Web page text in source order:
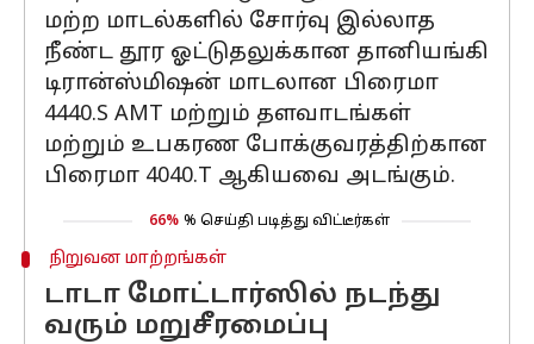
மற்ற மாடல்களில் சோர்வு இல்லாத
நீண்ட தூர ஓட்டுதலுக்கான தானியங்கி
டிரான்ஸ்மிஷன் மாடலான பிரைமா
4440.S AMT மற்றும் தளவாடங்கள்
மற்றும் உபகரண போக்குவரத்திற்கான
பிரைமா 4040.T ஆகியவை அடங்கும்.
66% % செய்தி படித்து விட்டீர்கள்
நிறுவன மாற்றங்கள்
டாடா மோட்டார்ஸில் நடந்து
வரும் மறுசீரமைப்பு